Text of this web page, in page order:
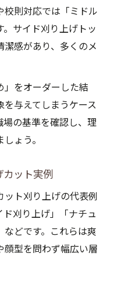
校則対応では「ミドル
サイド刈り上げトッ
潔感があり、多くのメ
」をオーダーした結
与えてしまうケース
場の基準を確認し、理
ょう。
ット実例
ット刈り上げの代表例
刈り上げ」「ナチュ
などです。これらは爽
顔型を問わず幅広い層